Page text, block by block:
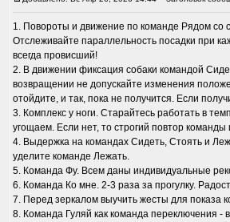
1. Повороты и движение по команде Рядом со
Отслеживайте параллельность посадки при
всегда провисший!
2. В движении фиксация собаки командой
возвращении не допускайте изменения
отойдите, и так, пока не получится. Если
3. Комплекс у ноги. Старайтесь работать в
угощаем. Если нет, то строгий повтор
4. Выдержка на командах Сидеть, Стоять и
уделите команде Лежать.
5. Команда Фу. Всем даны индивидуальные
6. Команда Ко мне. 2-3 раза за прогулку.
7. Перед зеркалом выучить жесты для показа
8. Команда Гуляй как команда переключения -